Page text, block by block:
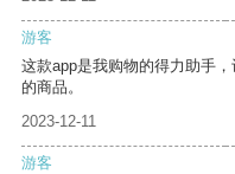
游客
这款app是我购物的得力助手
的商品。
2023-12-11
游客